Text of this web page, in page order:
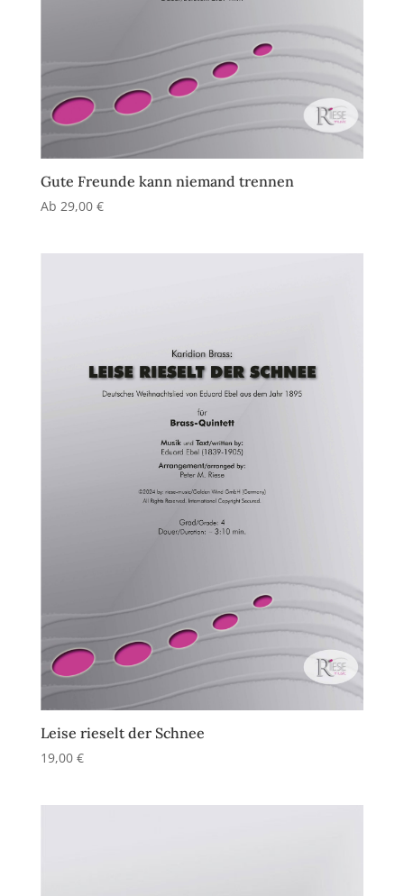
Gute Freunde kann niemand trennen
Ab 29,00 €
Leise rieselt der Schnee
19,00 €